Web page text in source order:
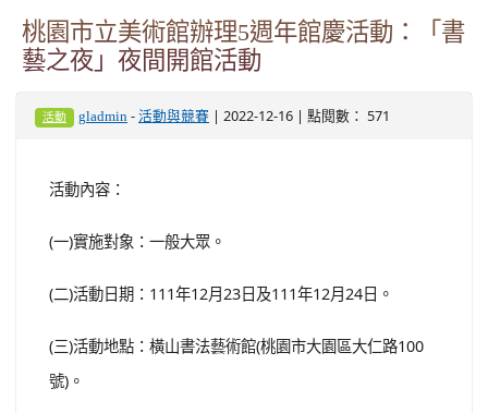
桃園市立美術館辦理5週年館慶活動：「書
藝之夜」夜間開館活動
活動 gladmin -活動與競賽 | 2022-12-16 | 點閱數： 571
活動內容：
(一)實施對象：一般大眾。
(二)活動日期：111年12月23日及111年12月24日。
(三)活動地點：橫山書法藝術館(桃園市大園區大仁路100
號)。